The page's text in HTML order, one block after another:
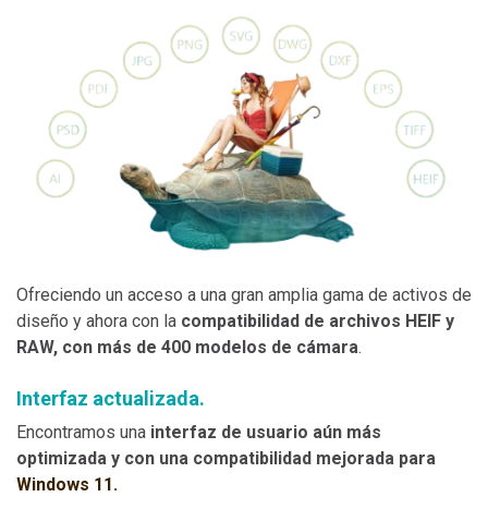
Ofreciendo un acceso a una gran amplia gama de activos de
diseño y ahora con la compatibilidad de archivos HEIF y
RAW, con más de 400 modelos de cámara.
Interfaz actualizada.
Encontramos una interfaz de usuario aún más
optimizada y con una compatibilidad mejorada para
Windows 11.